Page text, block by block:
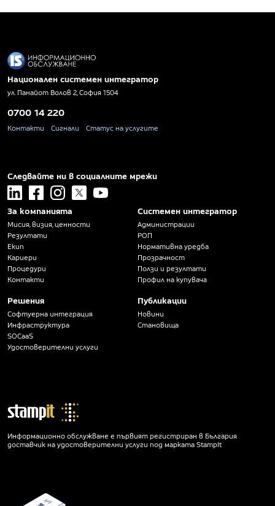
Национален системен интегратор
ул. Панайот Волов 2, София 1504
0700 14 220
Контакти Сигнали Статус на услугите
Следвайте ни в социалните мрежи
linkedin facebookinstagram
x youtube
За компанията
Мисия, визия, ценности
Резултати
Екип
Кариери
Процедури
Контакти
Решения
Софтуерна интеграция
Инфраструктура
SOCaaS
Удостоверителни услуги
Системен интегратор
Администрации
РОП
Нормативна уредба
Прозрачност
Ползи и резултати
Профил на купувача
Публикации
Новини
Становища
Информационно обслужване е първият регистриран в България
доставчик на удостоверителни услуги под марката StampIt